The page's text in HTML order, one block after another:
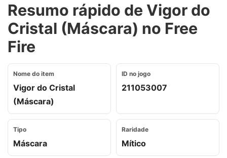
Resumo rápido de Vigor do
Cristal (Máscara) no Free
Fire
Nome do item
Vigor do Cristal
(Máscara)
ID no jogo
211053007
Tipo
Máscara
Raridade
Mítico